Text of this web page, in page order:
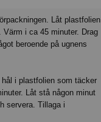
Låt plastfolien
i ca 45 minuter. Drag
beroende på ugnens
i plastfolien som täcker
Låt stå någon minut
servera. Tillaga i